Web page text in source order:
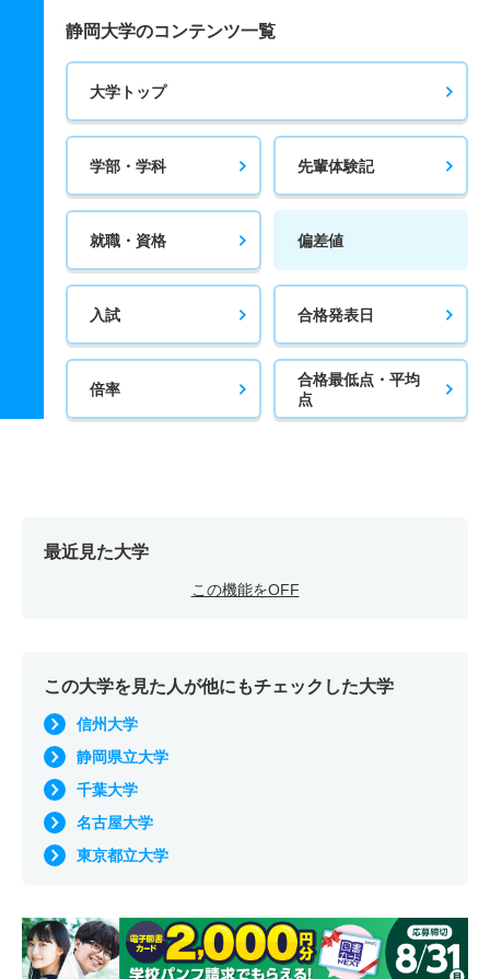
静岡大学のコンテンツ一覧
大学トップ
学部・学科 先輩体験記
就職・資格 偏差値
入試 合格発表日
倍率
合格最低点・平均
点
最近見た大学
この機能をOFF
この大学を見た人が他にもチェックした大学
信州大学
静岡県立大学
千葉大学
名古屋大学
東京都立大学